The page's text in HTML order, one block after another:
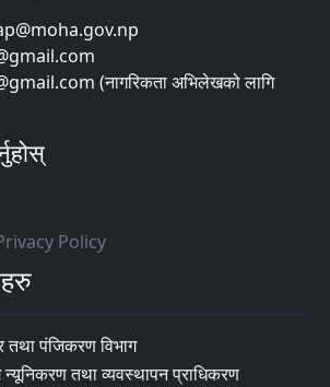
(नागरिकता अभिलेखको लागि
Policy
तथा पंजिकरण विभाग
न्यूनिकरण तथा व्यवस्थापन प्राधिकरण